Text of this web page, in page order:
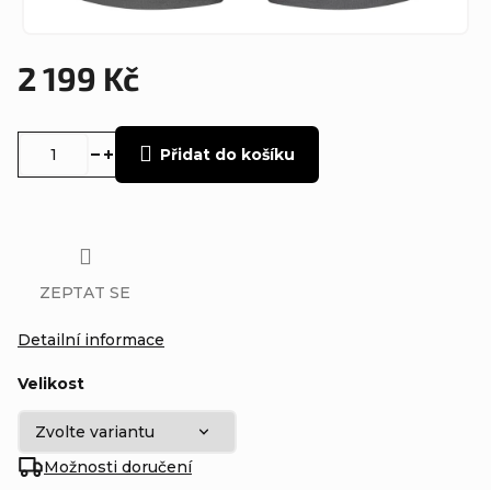
2 199 Kč
Velikost
Možnosti doručení
Přidat do košíku
Detailní informace
ZEPTAT SE